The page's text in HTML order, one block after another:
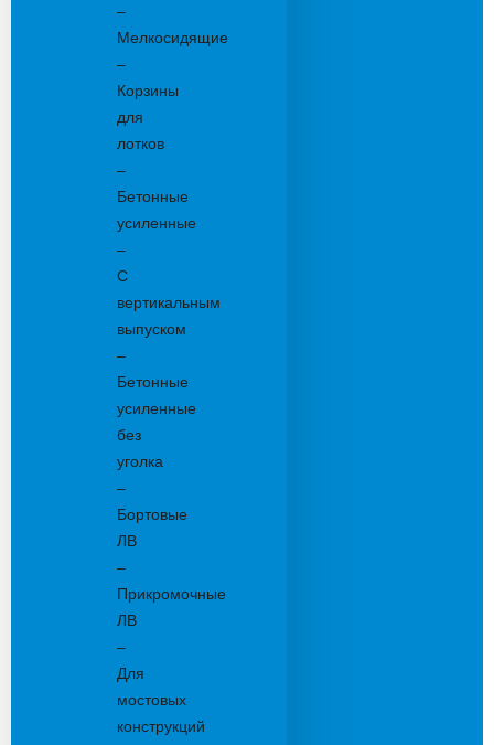
–
Мелкосидящие
–
Корзины
для
лотков
–
Бетонные
усиленные
–
С
вертикальным
выпуском
–
Бетонные
усиленные
без
уголка
–
Бортовые
ЛВ
–
Прикромочные
ЛВ
–
Для
мостовых
конструкций